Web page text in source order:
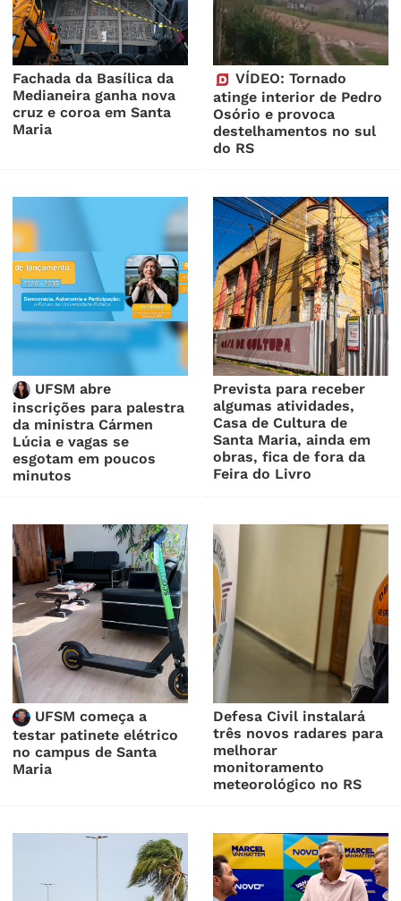
Fachada da Basílica da
Medianeira ganha nova
cruz e coroa em Santa
Maria
VÍDEO: Tornado
atinge interior de Pedro
Osório e provoca
destelhamentos no sul
do RS
UFSM abre
inscrições para palestra
da ministra Cármen
Lúcia e vagas se
esgotam em poucos
minutos
Prevista para receber
algumas atividades,
Casa de Cultura de
Santa Maria, ainda em
obras, fica de fora da
Feira do Livro
UFSM começa a
testar patinete elétrico
no campus de Santa
Maria
Defesa Civil instalará
três novos radares para
melhorar
monitoramento
meteorológico no RS